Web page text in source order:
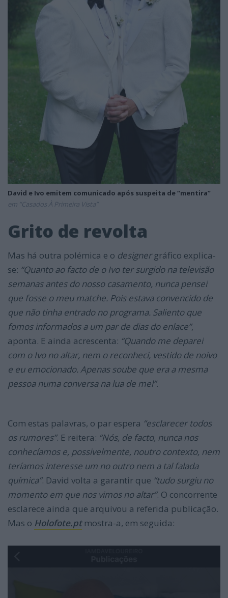
David e Ivo emitem comunicado após suspeita de “mentira”
em “Casados À Primeira Vista”
Grito de revolta
Mas há outra polémica e o designergráfico explica-
se: “Quanto ao facto de o Ivo ter surgido na televisão
semanas antes do nosso casamento, nunca pensei
que fosse o meu matche. Pois estava convencido de
que não tinha entrado no programa. Saliento que
fomos informados a um par de dias do enlace”,
aponta. E ainda acrescenta: “Quando me deparei
com o Ivo no altar, nem o reconheci, vestido de noivo
e eu emocionado. Apenas soube que era a mesma
pessoa numa conversa na lua de mel”.
Com estas palavras, o par espera “esclarecer todos
os rumores”. E reitera: “Nós, de facto, nunca nos
conhecíamos e, possivelmente, noutro contexto, nem
teríamos interesse um no outro nem a tal falada
química”. David volta a garantir que “tudo surgiu no
momento em que nos vimos no altar”. O concorrente
esclarece ainda que arquivou a referida publicação.
Mas o Holofote.ptmostra-a, em seguida: